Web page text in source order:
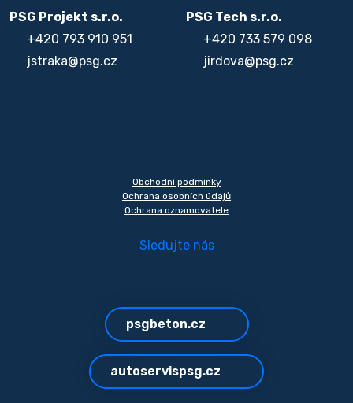
PSG Projekt s.r.o.
+420 793 910 951
jstraka@psg.cz
PSG Tech s.r.o.
+420 733 579 098
jirdova@psg.cz
Obchodní podmínky
Ochrana osobních údajů
Ochrana oznamovatele
Sledujte nás
psgbeton.cz
autoservispsg.cz